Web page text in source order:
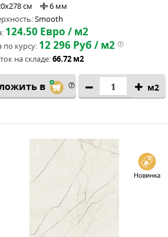
см
6 мм
Smooth
124.50 Евро / м2
по курсу: 12 296 Руб / м2
на складе:66.72 м2
в м2